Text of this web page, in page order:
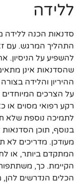
ללידה
סדנאות הכנה ללידה
התהליך המרגש. עם
להשפיע על הניסיון.
שהסדנאות אינן
ההיריון והלידה
על הצרכים
רקע רפואי מסוים או
לתמיכה נוספת שלא
בנוסף, תוכן
מעודכן. מדריכים לא
המתקדם ביותר, או
הקיימת. כך,
הכלים הנדרשים